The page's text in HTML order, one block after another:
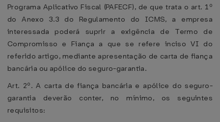
Programa Aplicativo Fiscal (PAFECF), de que trata o art. 1º
do Anexo 3.3 do Regulamento do ICMS, a empresa
interessada poderá suprir a exigência de Termo de
Compromisso e Fiança a que se refere inciso VI do
referido artigo, mediante apresentação de carta de fiança
bancária ou apólice do seguro-garantia.
Art. 2º. A carta de fiança bancária e apólice do seguro-
garantia deverão conter, no mínimo, os seguintes
requisitos: